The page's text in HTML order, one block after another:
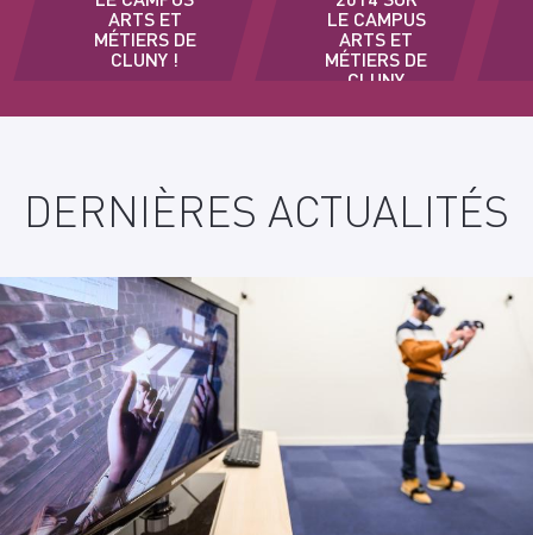
ARTS ET
MÉTIERS DE
CLUNY !
LE CAMPUS
ARTS ET
MÉTIERS DE
CLUNY
DERNIÈRES ACTUALITÉS